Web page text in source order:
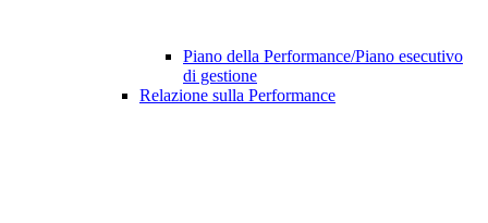
Piano della Performance/Piano esecutivo
di gestione
Relazione sulla Performance